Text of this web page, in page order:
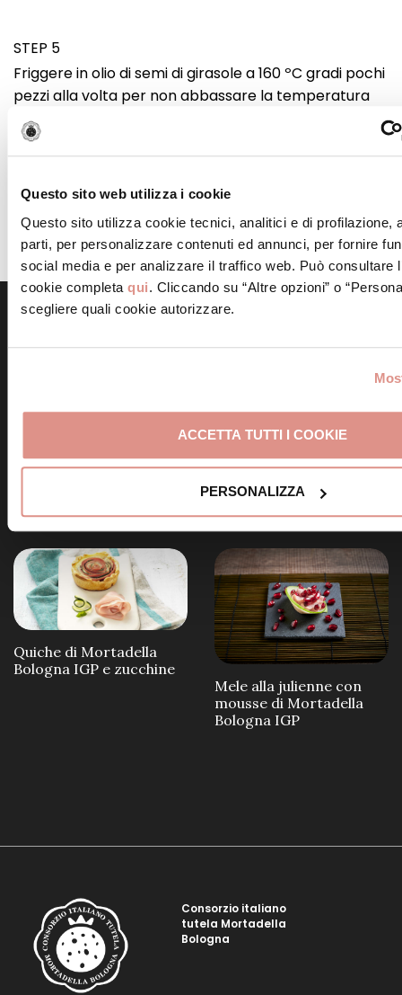
Questo sito web utilizza i cookie
Questo sito utilizza cookie tecnici, analitici e di profilazione,
parti, per personalizzare contenuti ed annunci, per fornire
social media e per analizzare il traffico web. Può consultare
cookie completa qui. Cliccando su “Altre opzioni” o
scegliere quali cookie autorizzare.
ACCETTA TUTTI I COOKIE
PERSONALIZZA
STEP 5
Friggere in olio di semi di girasole a 160 ºC gradi pochi
pezzi alla volta per non abbassare la temperatura
dell’olio.
Servire tiepidi accompagnati a piacere con salsa allo
yogurt, preparata miscelando yogurt olio
extravergine, sale, pepe e foglioline di timo fresco.
Scopri altre ricette simili
Frittelle alla Mortadella
Bologna IGP
Involtini di Mortadella
Bologna IGP e ricotta
Quiche di Mortadella
Bologna IGP e zucchine
Mele alla julienne con
mousse di Mortadella
Bologna IGP
Consorzio italiano
tutela Mortadella
Bologna